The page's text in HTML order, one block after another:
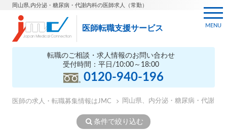
岡山県,内分泌・糖尿病・代謝内科の医師求人（常勤）
医師転職支援サービス
転職のご相談・求人情報のお問い合わせ
受付時間：平日/10:00～18:00
0120-940-196
MENU
医師の求人・転職募集情報はJMC 岡山県、内分泌・糖尿病・代謝内
条件で絞り込む